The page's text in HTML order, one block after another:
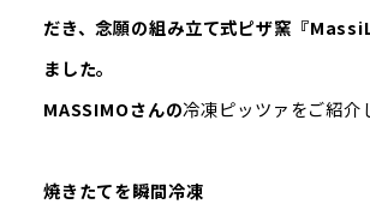
だき、念願の組み立て式ピザ窯『
ました。
MASSIMOさんの冷凍ピッツァをご紹介
焼きたてを瞬間冷凍